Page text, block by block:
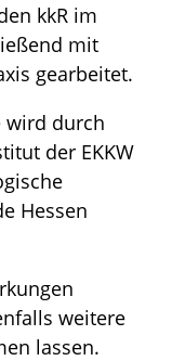
kkR im
mit
gearbeitet.
wird durch
der EKKW
Hessen
weitere
lassen.